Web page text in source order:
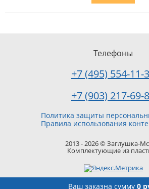
Ваш заказна сумму 0
2013 - 2026 © Заглушка-
Комплектующие из
Политика защиты
Правила использования
Телефоны
+7 (495) 554-11-
+7 (903) 217-69-